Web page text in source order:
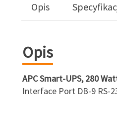
Opis
Opis
APC Smart-UPS, 280
Interface Port DB-9 RS-